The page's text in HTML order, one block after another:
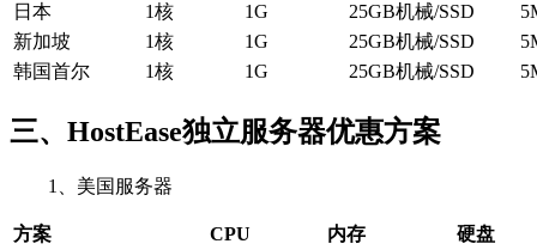
日本
1核 1G 25GB机械/SSD
新加坡
1核 1G 25GB机械/SSD
韩国首尔
1核 1G 25GB机械/SSD
三、HostEase独立服务器优惠方案
1、美国服务器
方案 CPU 内存
硬盘